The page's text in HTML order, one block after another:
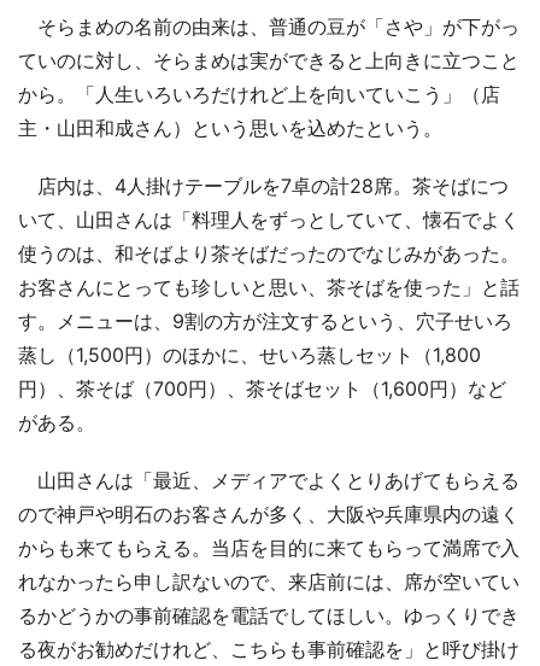
そらまめの名前の由来は、普通の豆が「さや」が下がっ
ていのに対し、そらまめは実ができると上向きに立つこと
から。「人生いろいろだけれど上を向いていこう」（店
主・山田和成さん）という思いを込めたという。
店内は、4人掛けテーブルを7卓の計28席。茶そばにつ
いて、山田さんは「料理人をずっとしていて、懐石でよく
使うのは、和そばより茶そばだったのでなじみがあった。
お客さんにとっても珍しいと思い、茶そばを使った」と話
す。メニューは、9割の方が注文するという、穴子せいろ
蒸し（1,500円）のほかに、せいろ蒸しセット（1,800
円）、茶そば（700円）、茶そばセット（1,600円）など
がある。
山田さんは「最近、メディアでよくとりあげてもらえる
ので神戸や明石のお客さんが多く、大阪や兵庫県内の遠く
からも来てもらえる。当店を目的に来てもらって満席で入
れなかったら申し訳ないので、来店前には、席が空いてい
るかどうかの事前確認を電話でしてほしい。ゆっくりでき
る夜がお勧めだけれど、こちらも事前確認を」と呼び掛け